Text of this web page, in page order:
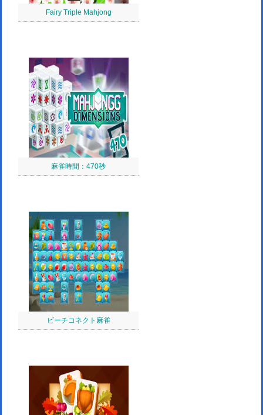
Fairy Triple Mahjong
麻雀時間：470秒
ビーチコネクト麻雀